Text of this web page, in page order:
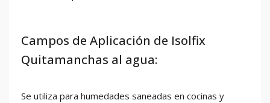
Campos de Aplicación de Isolfix
Quitamanchas al agua:
Se utiliza para humedades saneadas en cocinas y